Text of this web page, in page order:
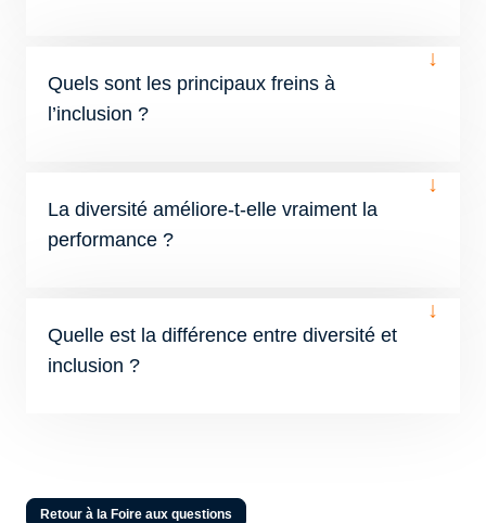
Quels sont les principaux freins à
l’inclusion ?
↓
La diversité améliore-t-elle vraiment la
performance ?
↓
Quelle est la différence entre diversité et
inclusion ?
↓
Retour à la Foire aux questions